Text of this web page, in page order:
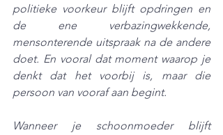
politieke voorkeur blijft opdringen en
de ene verbazingwekkende,
mensonterende uitspraak na de andere
doet. En vooral dat moment waarop je
denkt dat het voorbij is, maar die
persoon van vooraf aan begint.
Wanneer je schoonmoeder blijft